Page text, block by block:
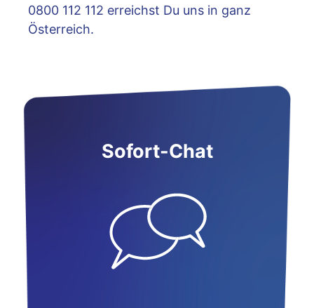
0800 112 112 erreichst Du uns in ganz
Österreich.
Sofort-Chat